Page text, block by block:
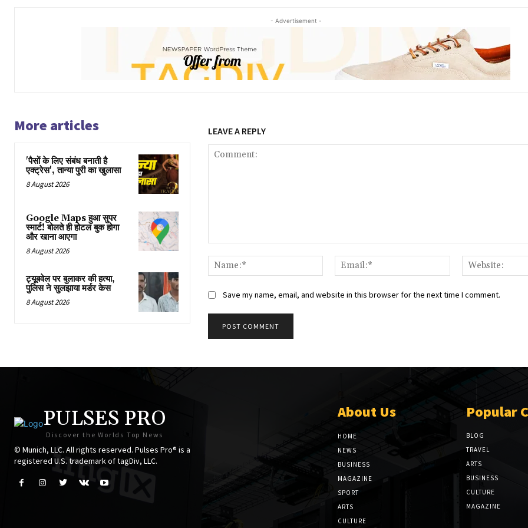
- Advertisement -
More articles
'पैसों के लिए संबंध बनाती है
एक्ट्रेस', तान्या पुरी का खुलासा
8 August 2026
Google Maps हुआ सुपर
स्मार्ट! बोलते ही होटल बुक होगा
और खाना आएगा
8 August 2026
ट्यूबवेल पर बुलाकर की हत्या,
पुलिस ने सुलझाया मर्डर केस
8 August 2026
LEAVE A REPLY
Name:*
Email:*
Save my name, email, and website in this browser for the next time I comment.
PULSES PRO
Discover the Worlds Top News
© Munich, LLC. All rights reserved. Pulses Pro® is a
registered U.S. trademark of tagDiv, LLC.
About Us
HOME
NEWS
BUSINESS
MAGAZINE
SPORT
ARTS
CULTURE
Popular
BLOG
TRAVEL
ARTS
BUSINESS
CULTURE
MAGAZINE